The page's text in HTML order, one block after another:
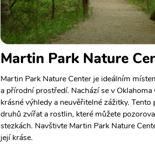
Martin Park Nature
Martin Park Nature Center je ideálním
a přírodní prostředí. Nachází se v
krásné výhledy a neuvěřitelné zážitky.
druhů zvířat a rostlin, které můžete
stezkách. Navštivte Martin Park Nature
její kráse.